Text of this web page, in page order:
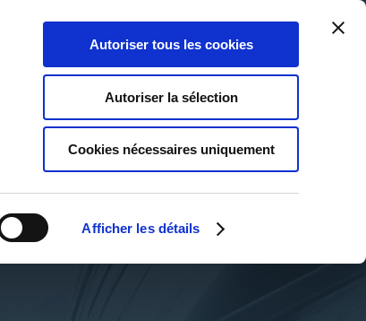
Afficher les détails
Autoriser tous les cookies
Autoriser la sélection
Cookies nécessaires uniquement
0
Panier
0
Ma liste
Connexion